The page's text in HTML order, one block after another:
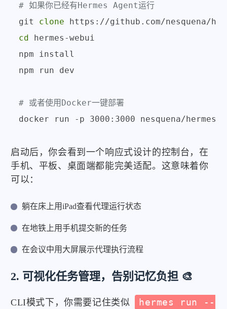
# 如果你已经有Hermes Agent运行
git clone
cd hermes-webui
npm install
npm run dev
# 或者使用Docker一键部署
启动后，你会看到一个响应式设计的控制台，在
手机、平板、桌面端都能完美适配。这意味着你
可以：
躺在床上用iPad查看代理运行状态
在地铁上用手机提交新的任务
在会议中用大屏展示代理执行流程
2. 可视化任务管理，告别记忆负担 🎨
CLI模式下，你需要记住类似
hermes run --